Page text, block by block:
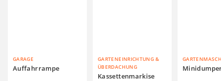
GARAGE
Auffahrrampe
GARTENEINRICHTUNG &
ÜBERDACHUNG
Kassettenmarkise